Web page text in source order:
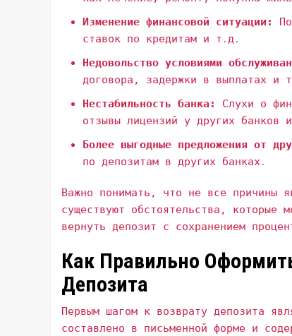
Изменение финансовой ситуации:
ставок по кредитам и т․д․
Недовольство условиями
договора‚ задержки в выплатах и
Нестабильность банка:
Слухи о
отзывы лицензий у других банков
Более выгодные предложения от
по депозитам в других банках․
Важно понимать‚ что не все причины
существуют обстоятельства‚ которые
вернуть депозит с сохранением
Как Правильно
Депозита
Первым шагом к возврату депозита
составлено в письменной форме и